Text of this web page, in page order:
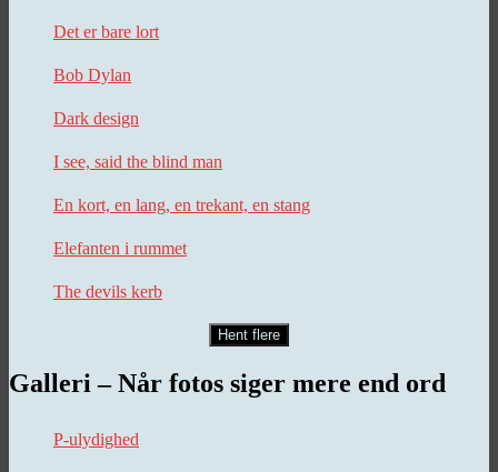
Det er bare lort
Bob Dylan
Dark design
I see, said the blind man
En kort, en lang, en trekant, en stang
Elefanten i rummet
The devils kerb
Hent flere
Galleri – Når fotos siger mere end ord
P-ulydighed